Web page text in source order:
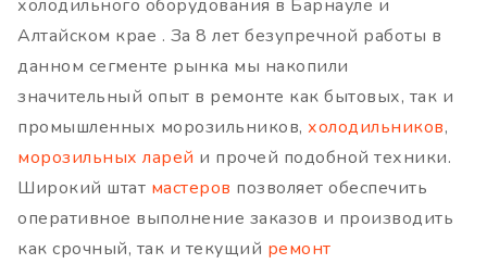
холодильного оборудования в Барнауле и
Алтайском крае . За 8 лет безупречной работы в
данном сегменте рынка мы накопили
значительный опыт в ремонте как бытовых, так и
промышленных морозильников, холодильников,
морозильных ларей и прочей подобной техники.
Широкий штат мастеров позволяет обеспечить
оперативное выполнение заказов и производить
как срочный, так и текущий ремонт